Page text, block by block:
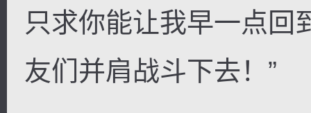
只求你能让我早一点回
友们并肩战斗下去！”